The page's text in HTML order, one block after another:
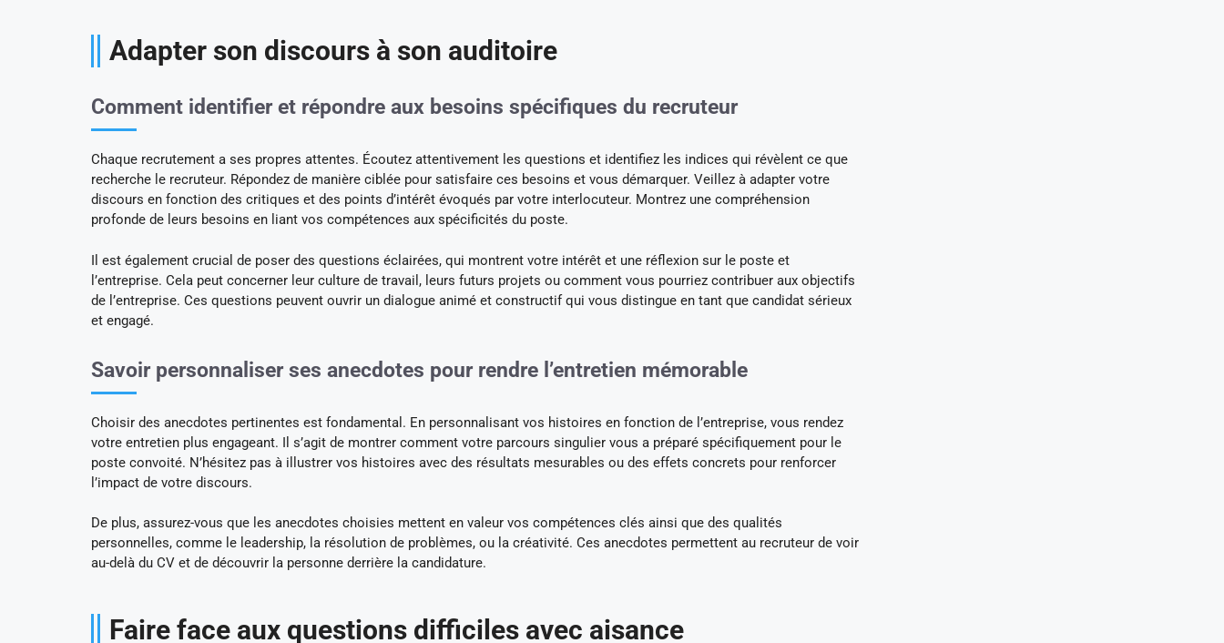
Adapter son discours à son auditoire
Comment identifier et répondre aux besoins spécifiques du recruteur
Chaque recrutement a ses propres attentes. Écoutez attentivement les questions et identifiez les indices qui révèlent ce que
recherche le recruteur. Répondez de manière ciblée pour satisfaire ces besoins et vous démarquer. Veillez à adapter votre
discours en fonction des critiques et des points d’intérêt évoqués par votre interlocuteur. Montrez une compréhension
profonde de leurs besoins en liant vos compétences aux spécificités du poste.
Il est également crucial de poser des questions éclairées, qui montrent votre intérêt et une réflexion sur le poste et
l’entreprise. Cela peut concerner leur culture de travail, leurs futurs projets ou comment vous pourriez contribuer aux objectifs
de l’entreprise. Ces questions peuvent ouvrir un dialogue animé et constructif qui vous distingue en tant que candidat sérieux
et engagé.
Savoir personnaliser ses anecdotes pour rendre l’entretien mémorable
Choisir des anecdotes pertinentes est fondamental. En personnalisant vos histoires en fonction de l’entreprise, vous rendez
votre entretien plus engageant. Il s’agit de montrer comment votre parcours singulier vous a préparé spécifiquement pour le
poste convoité. N’hésitez pas à illustrer vos histoires avec des résultats mesurables ou des effets concrets pour renforcer
l’impact de votre discours.
De plus, assurez-vous que les anecdotes choisies mettent en valeur vos compétences clés ainsi que des qualités
personnelles, comme le leadership, la résolution de problèmes, ou la créativité. Ces anecdotes permettent au recruteur de voir
au-delà du CV et de découvrir la personne derrière la candidature.
Faire face aux questions difficiles avec aisance